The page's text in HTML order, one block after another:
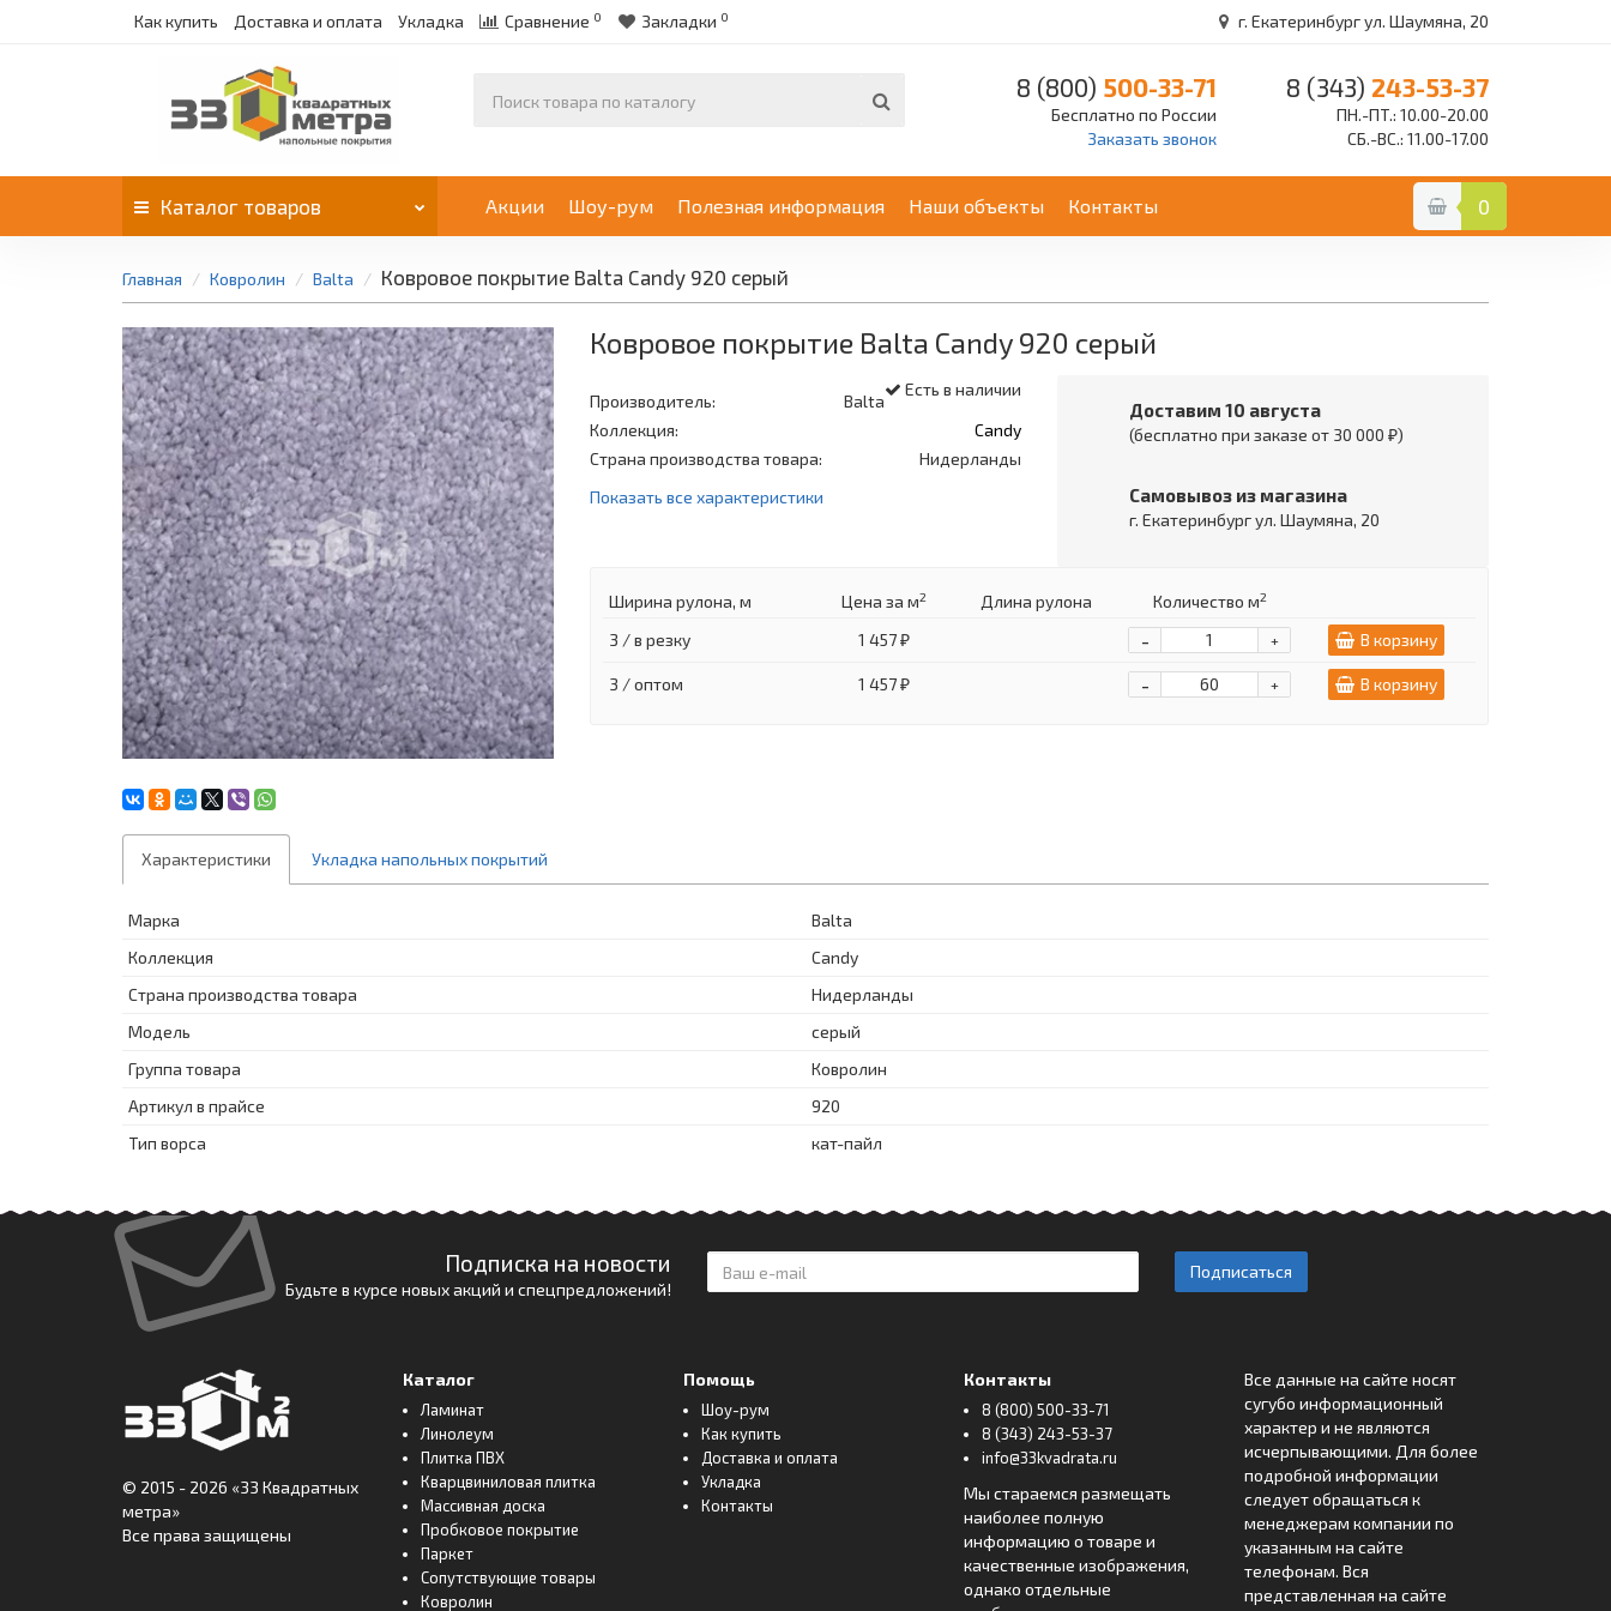
Как купить Доставка и оплата Укладка Сравнение 0 Закладки 0 г. Екатеринбург ул. Шаумяна, 20
8 (800) 500-33-71
Бесплатно по России
Заказать звонок
8 (343) 243-53-37
ПН.-ПТ.: 10.00-20.00
СБ.-ВС.: 11.00-17.00
Каталог товаров Акции Шоу-рум Полезная информация Наши объекты Контакты 0
Главная Ковролин Balta Ковровое покрытие Balta Candy 920 серый
Ковровое покрытие Balta Candy 920 серый
Есть в наличии
Производитель:
Balta
Коллекция:
Candy
Страна производства товара:
Нидерланды
Показать все характеристики
Доставим 10 августа
(бесплатно при заказе от 30 000 ₽)
Самовывоз из магазина
г. Екатеринбург ул. Шаумяна, 20
Ширина рулона, м Цена за м2 Длина рулона Количество м2
3 / в резку 1 457 ₽ +
- В корзину
3 / оптом 1 457 ₽ +
- В корзину
Характеристики Укладка напольных покрытий
Марка
Balta
Коллекция
Candy
Страна производства товара
Нидерланды
Модель
серый
Группа товара
Ковролин
Артикул в прайсе
920
Тип ворса
кат-пайл
Подписка на новости
Будьте в курсе новых акций и спецпредложений!
Подписаться
© 2015 - 2026 «33 Квадратных
метра»
Все права защищены
Каталог
Ламинат
Линолеум
Плитка ПВХ
Кварцвиниловая плитка
Массивная доска
Пробковое покрытие
Паркет
Сопутствующие товары
Ковролин
Помощь
Шоу-рум
Как купить
Доставка и оплата
Укладка
Контакты
Контакты
8 (800) 500-33-71
8 (343) 243-53-37
info@33kvadrata.ru
Мы стараемся размещать
наиболее полную
информацию о товаре и
качественные изображения,
однако отдельные
Все данные на сайте носят
сугубо информационный
характер и не являются
исчерпывающими. Для более
подробной информации
следует обращаться к
менеджерам компании по
указанным на сайте
телефонам. Вся
представленная на сайте